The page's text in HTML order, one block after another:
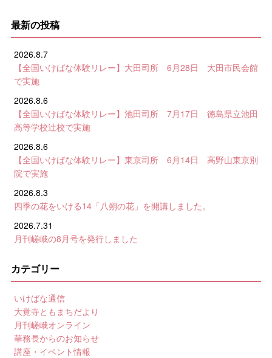
最新の投稿
2026.8.7
【全国いけばな体験リレー】大田司所 6月28日 大田市民会館
で実施
2026.8.6
【全国いけばな体験リレー】池田司所 7月17日 徳島県立池田
高等学校辻校で実施
2026.8.6
【全国いけばな体験リレー】東京司所 6月14日 高野山東京別
院で実施
2026.8.3
四季の花をいける14「八朔の花」を開講しました。
2026.7.31
月刊嵯峨の8月号を発行しました
カテゴリー
いけばな通信
大覚寺ともまちだより
月刊嵯峨オンライン
華務長からのお知らせ
講座・イベント情報